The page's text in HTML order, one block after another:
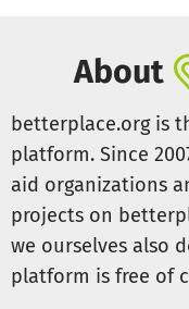
About
betterplace.org is
platform. Since
aid organizations
projects on
we ourselves also
platform is free of